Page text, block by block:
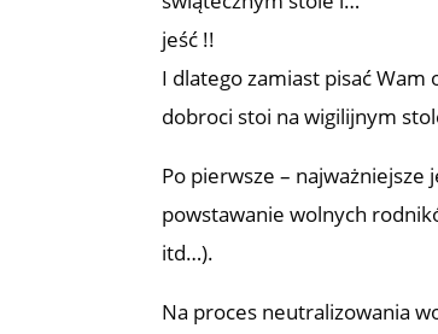
jeść !!
I dlatego zamiast pisać
dobroci stoi na wigilijnym
Po pierwsze –
powstawanie wolnych
itd…).
Na proces neutralizowania